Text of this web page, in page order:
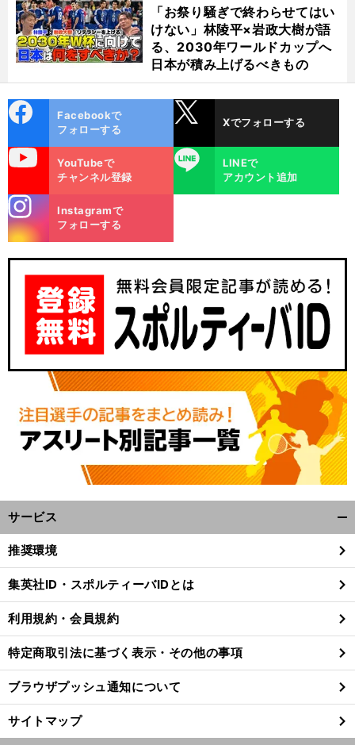
「お祭り騒ぎで終わらせてはい
けない」林陵平×岩政大樹が語
る、2030年ワールドカップへ
日本が積み上げるべきもの
ok
Facebookで
フォローする
Xでフォローする
YouTubeで
チャンネル登録
LINE
LINEで
アカウント追加
m
Instagramで
フォローする
サービス
閉
る
推奨環境
集英社ID・スポルティーバIDとは
利用規約・会員規約
特定商取引法に基づく表示・その他の事項
ブラウザプッシュ通知について
サイトマップ